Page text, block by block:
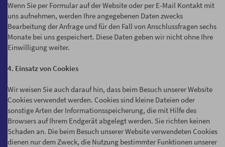
Wenn Sie per Formular auf der Website oder per E-Mail Kontakt mit
uns aufnehmen, werden Ihre angegebenen Daten zwecks
Bearbeitung der Anfrage und für den Fall von Anschlussfragen sechs
Monate bei uns gespeichert. Diese Daten geben wir nicht ohne Ihre
Einwilligung weiter.
4. Einsatz von Cookies
Wir weisen Sie auch darauf hin, dass beim Besuch unserer Website
Cookies verwendet werden. Cookies sind kleine Dateien oder
sonstige Arten der Informationsspeicherung, die mit Hilfe des
Browsers auf Ihrem Endgerät abgelegt werden. Sie richten keinen
Schaden an. Die beim Besuch unserer Website verwendeten Cookies
dienen nur dem Zweck, die Nutzung bestimmter Funktionen unserer